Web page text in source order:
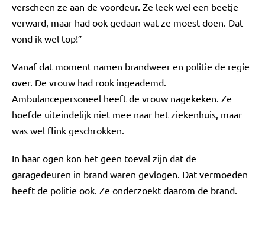
verscheen ze aan de voordeur. Ze leek wel een beetje
verward, maar had ook gedaan wat ze moest doen. Dat
vond ik wel top!”
Vanaf dat moment namen brandweer en politie de regie
over. De vrouw had rook ingeademd.
Ambulancepersoneel heeft de vrouw nagekeken. Ze
hoefde uiteindelijk niet mee naar het ziekenhuis, maar
was wel flink geschrokken.
In haar ogen kon het geen toeval zijn dat de
garagedeuren in brand waren gevlogen. Dat vermoeden
heeft de politie ook. Ze onderzoekt daarom de brand.